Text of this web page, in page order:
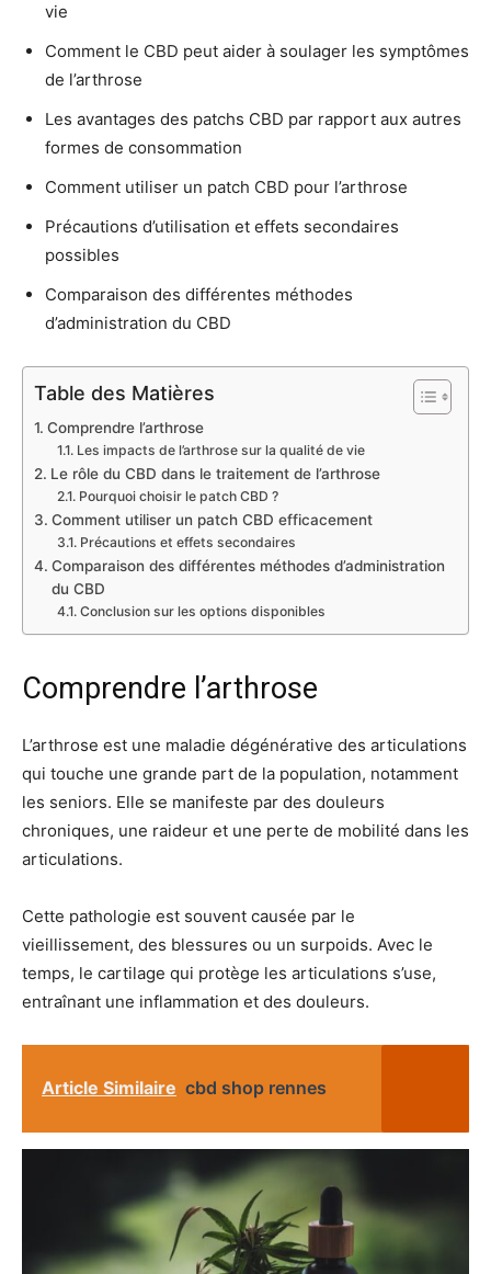
vie
Comment le CBD peut aider à soulager les symptômes
de l’arthrose
Les avantages des patchs CBD par rapport aux autres
formes de consommation
Comment utiliser un patch CBD pour l’arthrose
Précautions d’utilisation et effets secondaires
possibles
Comparaison des différentes méthodes
d’administration du CBD
Table des Matières
Comprendre l’arthrose
Les impacts de l’arthrose sur la qualité de vie
Le rôle du CBD dans le traitement de l’arthrose
Pourquoi choisir le patch CBD ?
Comment utiliser un patch CBD efficacement
Précautions et effets secondaires
Comparaison des différentes méthodes d’administration
du CBD
Conclusion sur les options disponibles
Comprendre l’arthrose
L’arthrose est une maladie dégénérative des articulations
qui touche une grande part de la population, notamment
les seniors. Elle se manifeste par des douleurs
chroniques, une raideur et une perte de mobilité dans les
articulations.
Cette pathologie est souvent causée par le
vieillissement, des blessures ou un surpoids. Avec le
temps, le cartilage qui protège les articulations s’use,
entraînant une inflammation et des douleurs.
Article Similaire cbd shop rennes